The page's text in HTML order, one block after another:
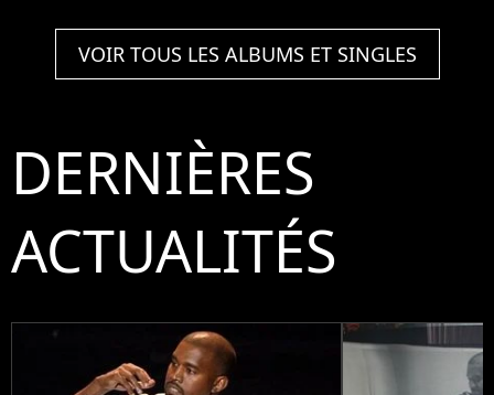
VOIR TOUS LES ALBUMS ET SINGLES
DERNIÈRES
ACTUALITÉS